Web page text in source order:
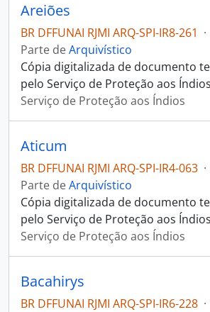
Areiões
BR DFFUNAI RJMI ARQ-SPI-IR8-261 ·
Parte deArquivístico
Cópia digitalizada de documento
pelo Serviço de Proteção aos Índios
Serviço de Proteção aos Índios
Aticum
BR DFFUNAI RJMI ARQ-SPI-IR4-063 ·
Parte deArquivístico
Cópia digitalizada de documento
pelo Serviço de Proteção aos Índios
Serviço de Proteção aos Índios
Bacahirys
BR DFFUNAI RJMI ARQ-SPI-IR6-228 ·